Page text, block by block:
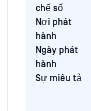
chế số
Nơi phát
hành
Ngày phát
hành
Sự miêu tả